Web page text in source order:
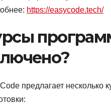
https://easycode.tech/
предлагает несколько